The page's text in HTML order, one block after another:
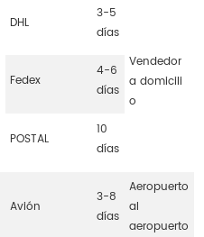
DHL
3-5
días
Vendedor
a domicili
o
Fedex
4-6
días
POSTAL
10
días
Avión
3-8
días
Aeropuerto
al
aeropuerto